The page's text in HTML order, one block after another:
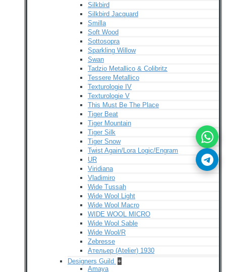
Silkbird
Silkbird Jacquard
Smilla
Soft Wood
Sottosopra
Sparkling Willow
Swan
Tadzio Metallico & Colibritz
Tessere Metallico
Texturologie IV
Texturologie V
This Must Be The Place
Tiger Beat
Tiger Mountain
Tiger Silk
Tiger Snow
Twist Again/Lora Logic/Engram
UR
Viridiana
Vladimiro
Wide Tussah
Wide Wool Light
Wide Wool Macro
WIDE WOOL MICRO
Wide Wool Sable
Wide Wool/R
Zebresse
Ательер (Atelier) 1930
Designers Guild +
Amaya